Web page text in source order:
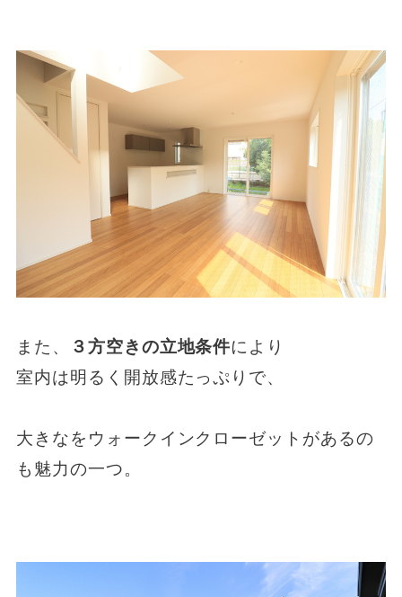
また、 ３方空きの立地条件により
室内は明るく開放感たっぷりで、
大きなをウォークインクローゼットがあるの
も魅力の一つ。